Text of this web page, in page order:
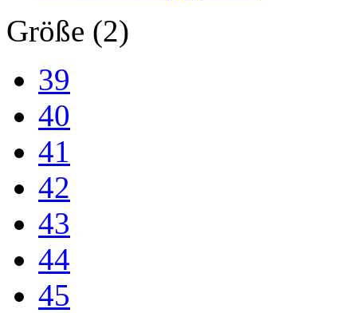
Größe (2)
39
40
41
42
43
44
45